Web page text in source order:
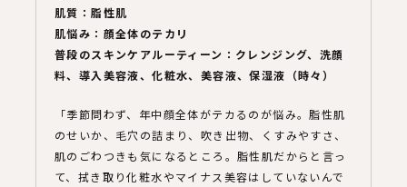
肌質：脂性肌
肌悩み：顔全体のテカリ
普段のスキンケアルーティーン：クレンジング、洗顔
料、導入美容液、化粧水、美容液、保湿液（時々）
「季節問わず、年中顔全体がテカるのが悩み。脂性肌
のせいか、毛穴の詰まり、吹き出物、くすみやすさ、
肌のごわつきも気になるところ。脂性肌だからと言っ
て、拭き取り化粧水やマイナス美容はしていないんで